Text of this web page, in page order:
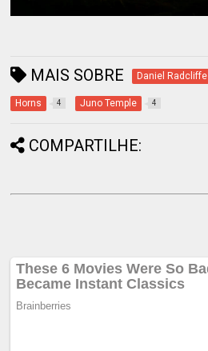
MAIS SOBRE Daniel Radcliffe
Horns 4 Juno Temple 4
COMPARTILHE: